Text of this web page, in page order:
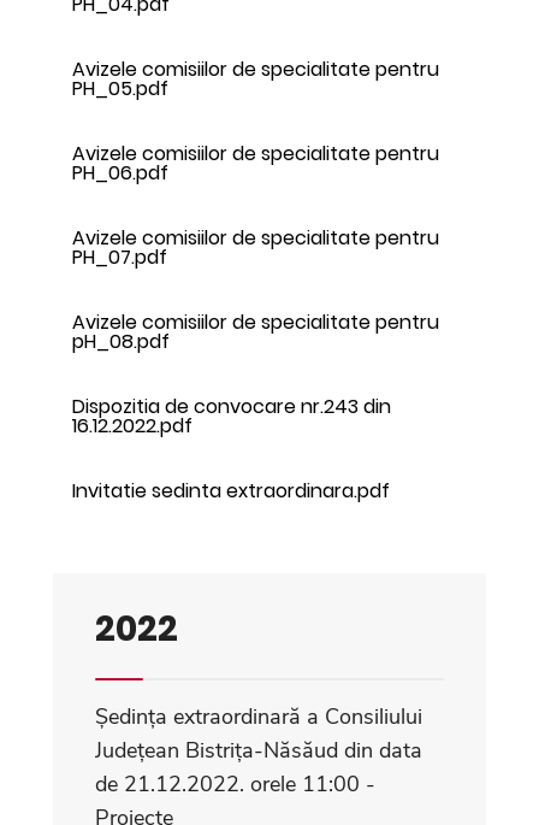
Avizele comisiilor de specialitate pentru
PH_05.pdf
Avizele comisiilor de specialitate pentru
PH_06.pdf
Avizele comisiilor de specialitate pentru
PH_07.pdf
Avizele comisiilor de specialitate pentru
pH_08.pdf
Dispozitia de convocare nr.243 din
16.12.2022.pdf
Invitatie sedinta extraordinara.pdf
2022
Ședința extraordinară a Consiliului
Județean Bistrița-Năsăud din data
de 21.12.2022. orele 11:00 -
Proiecte